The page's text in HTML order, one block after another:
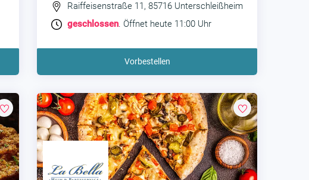
Raiffeisenstraße 11, 85716 Unterschleißheim
geschlossen. Öffnet heute 11:00 Uhr
Vorbestellen